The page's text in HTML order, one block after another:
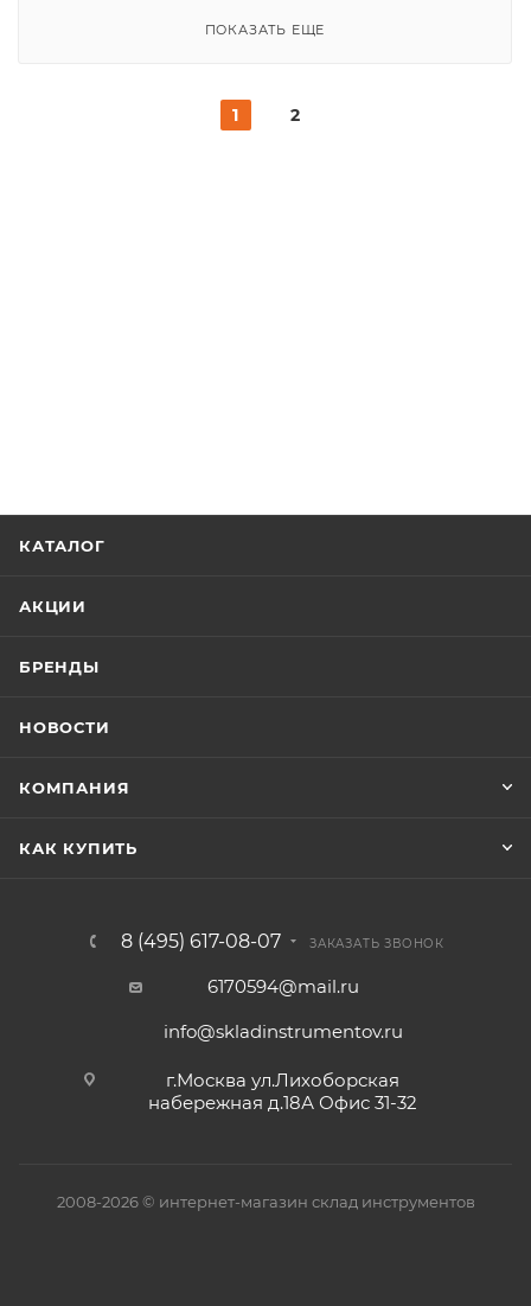
ПОКАЗАТЬ ЕЩЕ
1 2
КАТАЛОГ
АКЦИИ
БРЕНДЫ
НОВОСТИ
КОМПАНИЯ
КАК КУПИТЬ
8 (495) 617-08-07 ЗАКАЗАТЬ ЗВОНОК
6170594@mail.ru
info@skladinstrumentov.ru
г.Москва ул.Лихоборская
набережная д.18А Офис 31-32
2008-2026 © интернет-магазин склад инструментов